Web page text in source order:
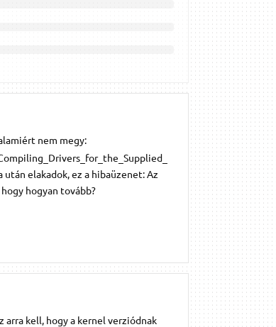
nem megy:
elakadok, ez a hibaüzenet: Az
hogyan tovább?
arra kell, hogy a kernel verziódnak